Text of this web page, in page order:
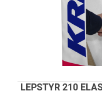
LEPSTYR 210